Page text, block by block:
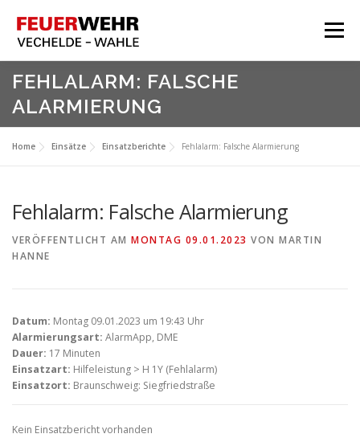
Inhalt
springen
Menü
HOME
Aktuelles
Über Uns
Meine Feuerwehr
FEHLALARM: FALSCHE
ALARMIERUNG
Home Einsätze Einsatzberichte Fehlalarm: Falsche Alarmierung
Fehlalarm: Falsche Alarmierung
VERÖFFENTLICHT AM MONTAG 09.01.2023 VON MARTIN
HANNE
Datum: Montag 09.01.2023 um 19:43 Uhr
Alarmierungsart: AlarmApp, DME
Dauer: 17 Minuten
Einsatzart: Hilfeleistung > H 1Y (Fehlalarm)
Einsatzort: Braunschweig: Siegfriedstraße
Kein Einsatzbericht vorhanden